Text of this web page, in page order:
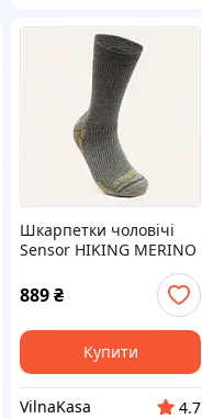
Шкарпетки чоловічі
Sensor HIKING MERINO
88M1P991A5
889₴
Купити
VilnaKasa
4.7